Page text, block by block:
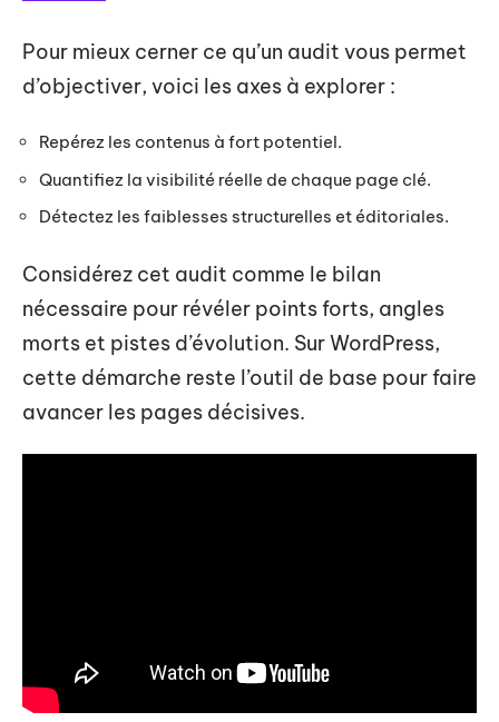
Pour mieux cerner ce qu’un audit vous permet
d’objectiver, voici les axes à explorer :
Repérez les contenus à fort potentiel.
Quantifiez la visibilité réelle de chaque page clé.
Détectez les faiblesses structurelles et éditoriales.
Considérez cet audit comme le bilan
nécessaire pour révéler points forts, angles
morts et pistes d’évolution. Sur WordPress,
cette démarche reste l’outil de base pour faire
avancer les pages décisives.